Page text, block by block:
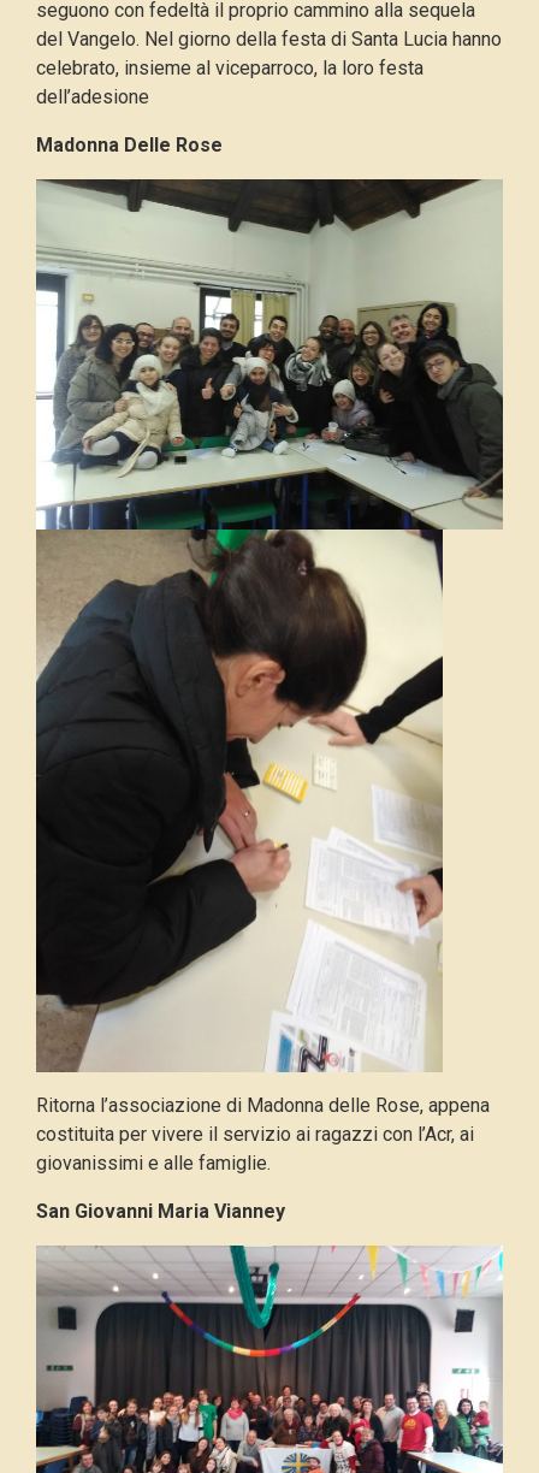
seguono con fedeltà il proprio cammino alla sequela
del Vangelo. Nel giorno della festa di Santa Lucia hanno
celebrato, insieme al viceparroco, la loro festa
dell’adesione
Madonna Delle Rose
Ritorna l’associazione di Madonna delle Rose, appena
costituita per vivere il servizio ai ragazzi con l’Acr, ai
giovanissimi e alle famiglie.
San Giovanni Maria Vianney